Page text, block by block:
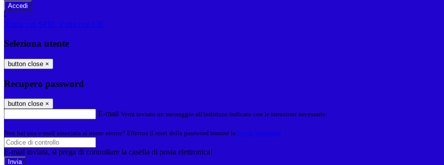
-
Entra con SPID
Entra con CIE
Seleziona utente
button close ×
Recupero password
button close ×
E-mail Verrà inviato un messaggio all'indirizzo indicato con le istruzioni necessarie.
Non hai una e-mail associata al nome utente? Effettua il reset della password tramite la Login Spaggiari
E-mail inviata, si prega di controllare la casella di posta elettronica!